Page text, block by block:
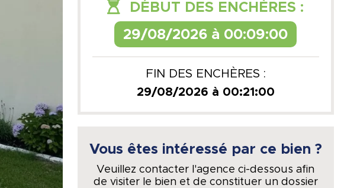
DÉBUT DES ENCHÈRES :
29/08/2026 à 00:09:00
FIN DES ENCHÈRES :
29/08/2026 à 00:21:00
Vous êtes intéressé par ce bien ?
Veuillez contacter l'agence ci-dessous afin
de visiter le bien et de constituer un dossier